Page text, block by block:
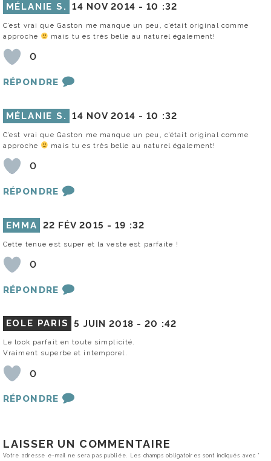
MÉLANIE S. 14 NOV 2014 -10 :32
C’est vrai que Gaston me manque un peu, c’était original comme
approche
mais tu es très belle au naturel également!
0
RÉPONDRE
MÉLANIE S. 14 NOV 2014 -10 :32
C’est vrai que Gaston me manque un peu, c’était original comme
approche
mais tu es très belle au naturel également!
0
RÉPONDRE
EMMA 22 FÉV 2015 -19 :32
Cette tenue est super et la veste est parfaite !
0
RÉPONDRE
EOLE PARIS 5 JUIN 2018 -20 :42
Le look parfait en toute simplicité.
Vraiment superbe et intemporel.
0
RÉPONDRE
LAISSER UN COMMENTAIRE
Votre adresse e-mail ne sera pas publiée. Les champs obligatoires sont indiqués avec*